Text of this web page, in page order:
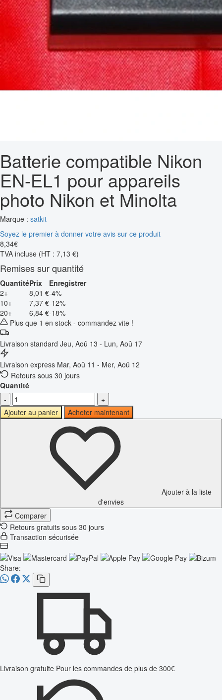
Batterie compatible Nikon
EN-EL1 pour appareils
photo Nikon et Minolta
Marque : satkit
Soyez le premier à donner votre avis sur ce produit
8,34€
TVA incluse (HT : 7,13 €)
Remises sur quantité
QuantitéPrix
Enregistrer
2+
8,01 €-4%
10+
7,37 €-12%
20+
6,84 €-18%
Plus que 1 en stock - commandez vite !
Livraison standard Jeu, Aoû 13 - Lun, Aoû 17
Livraison express Mar, Aoû 11 - Mer, Aoû 12
Retours sous 30 jours
Quantité
-
+
Ajouter au panier
Acheter maintenant
Ajouter à la liste
d'envies
Comparer
Retours gratuits sous 30 jours
Transaction sécurisée
Share:
Livraison gratuite Pour les commandes de plus de 300€